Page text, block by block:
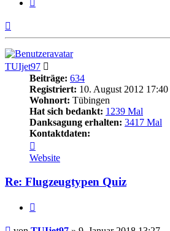
TUIjet97
Beiträge: 634
Registriert: 10. August 2012 17:40
Wohnort: Tübingen
Hat sich bedankt: 1239 Mal
Danksagung erhalten: 3417 Mal
Kontaktdaten:
von
TUIjet97
Website
Re: Flugzeugtypen Quiz
Beitrag